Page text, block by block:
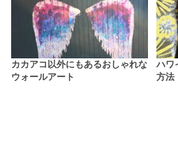
カカアコ以外にもあるおしゃれな
ウォールアート
ハワ
方法